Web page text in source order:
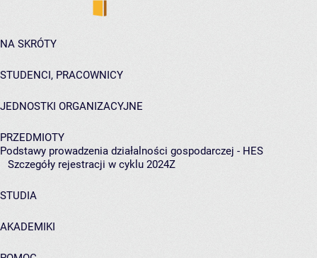
NA SKRÓTY
STUDENCI, PRACOWNICY
JEDNOSTKI ORGANIZACYJNE
PRZEDMIOTY
Podstawy prowadzenia działalności gospodarczej - HES
Szczegóły rejestracji w cyklu 2024Z
STUDIA
AKADEMIKI